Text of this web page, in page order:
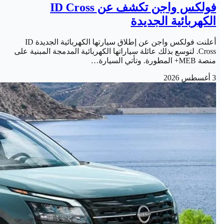
فولكس واجن تكشف عن ID Cross
الكهربائية الجديدة
أعلنت فولكس واجن عن إطلاق سيارتها الكهربائية الجديدة ID
Cross. لتوسع بذلك عائلة سياراتها الكهربائية المدمجة المبنية على
منصة MEB+ المطورة. وتأتي السيارة…
3 أغسطس 2026